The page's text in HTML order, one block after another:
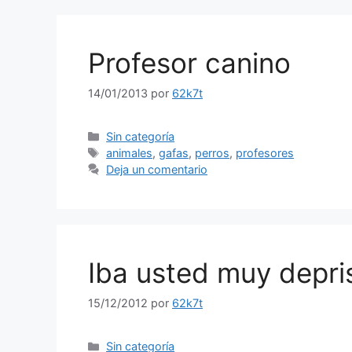
Profesor canino
14/01/2013 por 62k7t
Categorías
Sin categoría
Etiquetas
animales,gafas, perros, profesores
Deja un comentario
Iba usted muy
15/12/2012 por 62k7t
Categorías
Sin categoría